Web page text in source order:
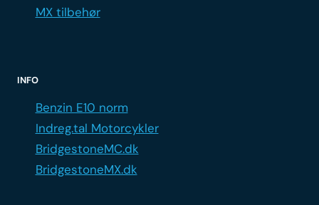
MX tilbehør
INFO
Benzin E10 norm
Indreg.tal Motorcykler
BridgestoneMC.dk
BridgestoneMX.dk